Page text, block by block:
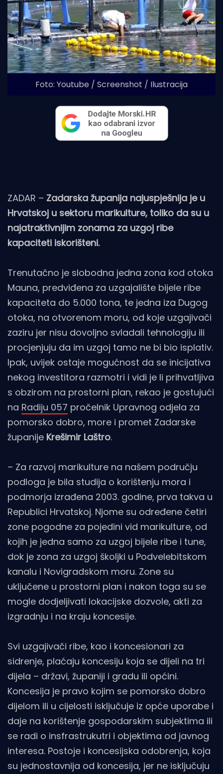
Foto: Youtube / Screenshot / Ilustracija
ZADAR – Zadarska županija najuspješnija je u
Hrvatskoj u sektoru marikulture, toliko da su u
najatraktivnijim zonama za uzgoj ribe
kapaciteti iskorišteni.
Trenutačno je slobodna jedna zona kod otoka
Mauna, predviđena za uzgajalište bijele ribe
kapaciteta do 5.000 tona, te jedna iza Dugog
otoka, na otvorenom moru, od koje uzgajivači
zaziru jer nisu dovoljno svladali tehnologiju ili
procjenjuju da im uzgoj tamo ne bi bio isplativ.
Ipak, uvijek ostaje mogućnost da se inicijativa
nekog investitora razmotri i vidi je li prihvatljiva
s obzirom na prostorni plan, rekao je gostujući
na Radiju 057 pročelnik Upravnog odjela za
pomorsko dobro, more i promet Zadarske
županije Krešimir Laštro.
– Za razvoj marikulture na našem području
podloga je bila studija o korištenju mora i
podmorja izrađena 2003. godine, prva takva u
Republici Hrvatskoj. Njome su određene četiri
zone pogodne za pojedini vid marikulture, od
kojih je jedna samo za uzgoj bijele ribe i tune,
dok je zona za uzgoj školjki u Podvelebitskom
kanalu i Novigradskom moru. Zone su
uključene u prostorni plan i nakon toga su se
mogle dodjeljivati lokacijske dozvole, akti za
izgradnju i na kraju koncesije.
Svi uzgajivači ribe, kao i koncesionari za
sidrenje, plaćaju koncesiju koja se dijeli na tri
dijela – državi, županiji i gradu ili općini.
Koncesija je pravo kojim se pomorsko dobro
dijelom ili u cijelosti isključuje iz opće uporabe i
daje na korištenje gospodarskim subjektima ili
se radi o insfrastrukutri i objektima od javnog
interesa. Postoje i koncesijska odobrenja, koja
su jednostavnija od koncesija, jer ne isključuju